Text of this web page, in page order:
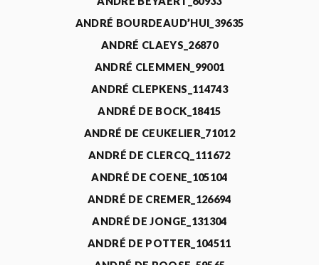
ANDRÉ BOURDEAUD’HUI_39635
ANDRÉ CLAEYS_26870
ANDRÉ CLEMMEN_99001
ANDRÉ CLEPKENS_114743
ANDRÉ DE BOCK_18415
ANDRÉ DE CEUKELIER_71012
ANDRÉ DE CLERCQ_111672
ANDRÉ DE COENE_105104
ANDRÉ DE CREMER_126694
ANDRÉ DE JONGE_131304
ANDRÉ DE POTTER_104511